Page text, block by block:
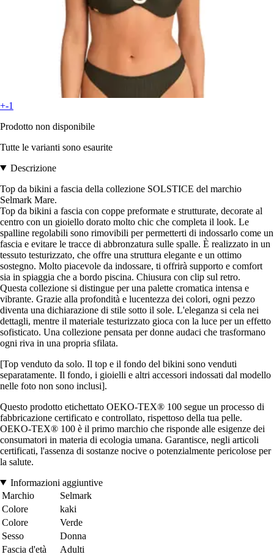
+-1
Prodotto non disponibile
Tutte le varianti sono esaurite
Descrizione
Top da bikini a fascia della collezione SOLSTICE del marchio
Selmark Mare.
Top da bikini a fascia con coppe preformate e strutturate, decorate al
centro con un gioiello dorato molto chic che completa il look. Le
spalline regolabili sono rimovibili per permetterti di indossarlo come un
fascia e evitare le tracce di abbronzatura sulle spalle. È realizzato in un
tessuto testurizzato, che offre una struttura elegante e un ottimo
sostegno. Molto piacevole da indossare, ti offrirà supporto e comfort
sia in spiaggia che a bordo piscina. Chiusura con clip sul retro.
Questa collezione si distingue per una palette cromatica intensa e
vibrante. Grazie alla profondità e lucentezza dei colori, ogni pezzo
diventa una dichiarazione di stile sotto il sole. L'eleganza si cela nei
dettagli, mentre il materiale testurizzato gioca con la luce per un effetto
sofisticato. Una collezione pensata per donne audaci che trasformano
ogni riva in una propria sfilata.
[Top venduto da solo. Il top e il fondo del bikini sono venduti
separatamente. Il fondo, i gioielli e altri accessori indossati dal modello
nelle foto non sono inclusi].
Questo prodotto etichettato OEKO-TEX® 100 segue un processo di
fabbricazione certificato e controllato, rispettoso della tua pelle.
OEKO-TEX® 100 è il primo marchio che risponde alle esigenze dei
consumatori in materia di ecologia umana. Garantisce, negli articoli
certificati, l'assenza di sostanze nocive o potenzialmente pericolose per
la salute.
Informazioni aggiuntive
Marchio
Selmark
Colore
kaki
Colore
Verde
Sesso
Donna
Fascia d'età
Adulti